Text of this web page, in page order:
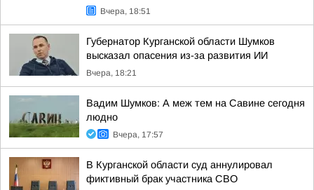
Вчера, 18:51
Губернатор Курганской области Шумков
высказал опасения из-за развития ИИ
Вчера, 18:21
Вадим Шумков: А меж тем на Савине сегодня
людно
Вчера, 17:57
В Курганской области суд аннулировал
фиктивный брак участника СВО